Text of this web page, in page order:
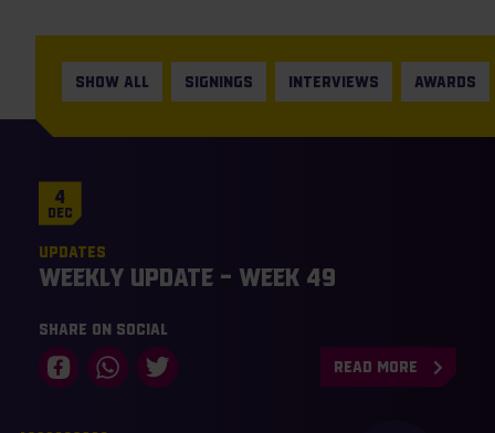
SHOW ALL SIGNINGS INTERVIEWS AWARDS
4
Dec
Updates
Weekly Update – Week 49
Share on social
READ MORE